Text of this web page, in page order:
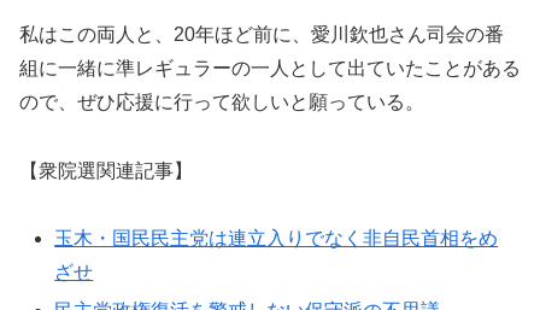
私はこの両人と、20年ほど前に、愛川欽也さん司会の番
組に一緒に準レギュラーの一人として出ていたことがある
ので、ぜひ応援に行って欲しいと願っている。
【衆院選関連記事】
玉木・国民民主党は連立入りでなく非自民首相をめ
ざせ